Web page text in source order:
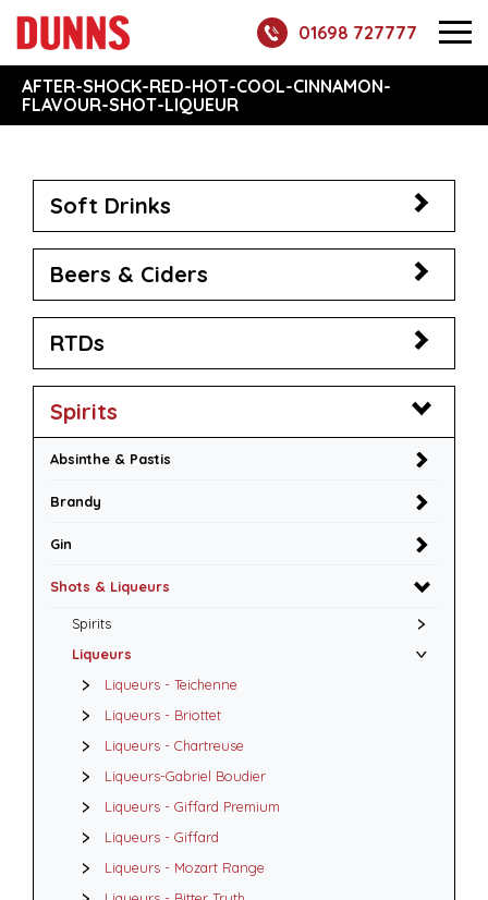
01698 727777
AFTER-SHOCK-RED-HOT-COOL-CINNAMON-
FLAVOUR-SHOT-LIQUEUR
Soft Drinks
Beers & Ciders
RTDs
Spirits
Absinthe & Pastis
Brandy
Gin
Shots & Liqueurs
Spirits
Liqueurs
Liqueurs - Teichenne
Liqueurs - Briottet
Liqueurs - Chartreuse
Liqueurs-Gabriel Boudier
Liqueurs - Giffard Premium
Liqueurs - Giffard
Liqueurs - Mozart Range